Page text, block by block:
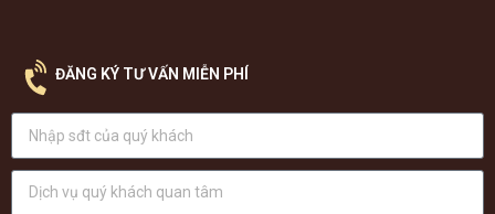
ĐĂNG KÝ TƯ VẤN MIỄN PHÍ